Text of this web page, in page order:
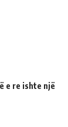
e re ishte një